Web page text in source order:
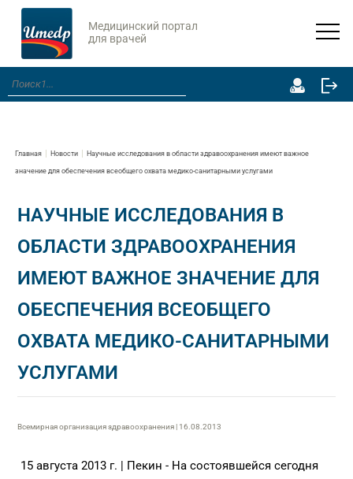
Медицинский портал
для врачей
Главная Новости Научные исследования в области здравоохранения имеют важное
значение для обеспечения всеобщего охвата медико-санитарными услугами
НАУЧНЫЕ ИССЛЕДОВАНИЯ В
ОБЛАСТИ ЗДРАВООХРАНЕНИЯ
ИМЕЮТ ВАЖНОЕ ЗНАЧЕНИЕ ДЛЯ
ОБЕСПЕЧЕНИЯ ВСЕОБЩЕГО
ОХВАТА МЕДИКО-САНИТАРНЫМИ
УСЛУГАМИ
Всемирная организация здравоохранения | 16.08.2013
15 августа 2013 г. | Пекин - На состоявшейся сегодня